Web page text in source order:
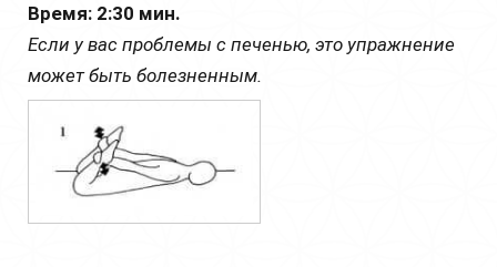
Время: 2:30 мин.
Если у вас проблемы с печенью, это упражнение
может быть болезненным.